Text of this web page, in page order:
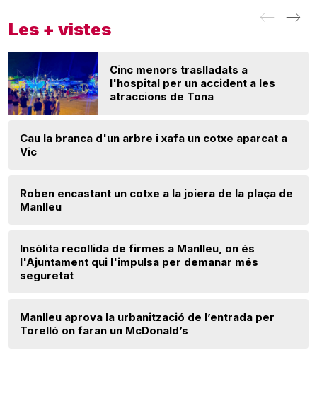
Les + vistes
Cinc menors traslladats a
l'hospital per un accident a les
atraccions de Tona
Cau la branca d'un arbre i xafa un cotxe aparcat a
Vic
Roben encastant un cotxe a la joiera de la plaça de
Manlleu
Insòlita recollida de firmes a Manlleu, on és
l'Ajuntament qui l'impulsa per demanar més
seguretat
Manlleu aprova la urbanització de l’entrada per
Torelló on faran un McDonald’s